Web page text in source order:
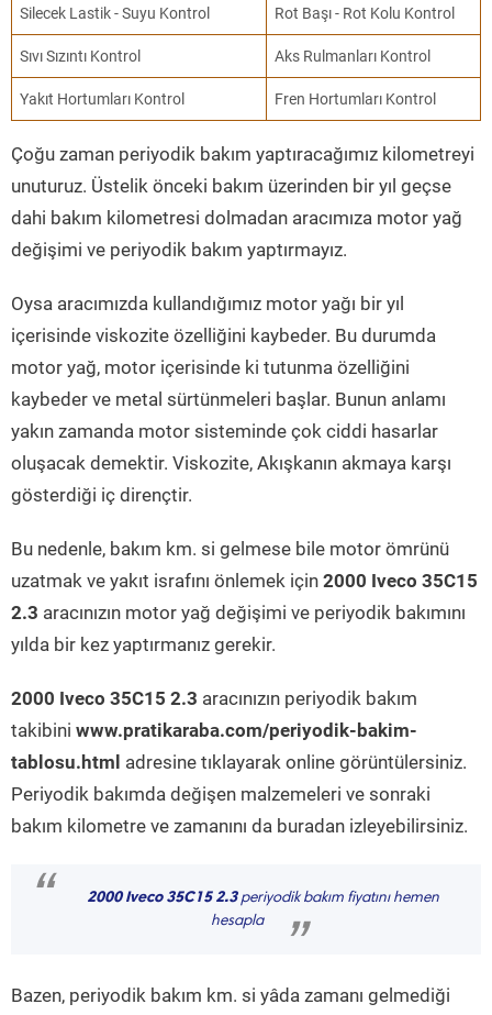
Silecek Lastik - Suyu Kontrol Rot Başı - Rot Kolu Kontrol
Sıvı Sızıntı Kontrol Aks Rulmanları Kontrol
Yakıt Hortumları Kontrol Fren Hortumları Kontrol
Çoğu zaman periyodik bakım yaptıracağımız kilometreyi
unuturuz. Üstelik önceki bakım üzerinden bir yıl geçse
dahi bakım kilometresi dolmadan aracımıza motor yağ
değişimi ve periyodik bakım yaptırmayız.
Oysa aracımızda kullandığımız motor yağı bir yıl
içerisinde viskozite özelliğini kaybeder. Bu durumda
motor yağ, motor içerisinde ki tutunma özelliğini
kaybeder ve metal sürtünmeleri başlar. Bunun anlamı
yakın zamanda motor sisteminde çok ciddi hasarlar
oluşacak demektir. Viskozite, Akışkanın akmaya karşı
gösterdiği iç dirençtir.
Bu nedenle, bakım km. si gelmese bile motor ömrünü
uzatmak ve yakıt israfını önlemek için 2000 Iveco 35C15
2.3 aracınızın motor yağ değişimi ve periyodik bakımını
yılda bir kez yaptırmanız gerekir.
2000 Iveco 35C15 2.3 aracınızın periyodik bakım
takibini www.pratikaraba.com/periyodik-bakim-
tablosu.html adresine tıklayarak online görüntülersiniz.
Periyodik bakımda değişen malzemeleri ve sonraki
bakım kilometre ve zamanını da buradan izleyebilirsiniz.
“ 2000 Iveco 35C15 2.3periyodik bakım fiyatını hemen
hesapla
”
Bazen, periyodik bakım km. si yâda zamanı gelmediği